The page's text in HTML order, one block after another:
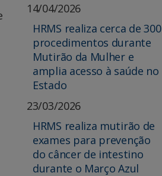
14/04/2026
HRMS realiza cerca de 300
procedimentos durante
Mutirão da Mulher e
amplia acesso à saúde no
Estado
23/03/2026
HRMS realiza mutirão de
exames para prevenção
do câncer de intestino
durante o Março Azul